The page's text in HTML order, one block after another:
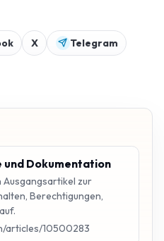
X
Telegram
und Dokumentation
Ausgangsartikel zur
Berechtigungen,
articles/10500283